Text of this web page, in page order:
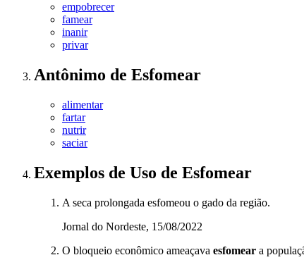
empobrecer
famear
inanir
privar
Antônimo de Esfomear
alimentar
fartar
nutrir
saciar
Exemplos de Uso de Esfomear
A seca prolongada esfomeou o gado da região.
Jornal do Nordeste, 15/08/2022
O bloqueio econômico ameaçava esfomear a